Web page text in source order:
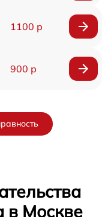
1100 р
900 р
в Москве